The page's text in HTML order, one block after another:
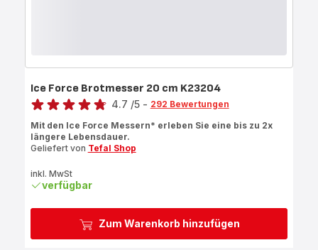
Zum Warenkorb hinzufügen
Ice Force Brotmesser 20 cm K23204
Bewertung
4.7 /5 - 292 Bewertungen
Mit den Ice Force Messern* erleben Sie eine bis zu 2x
längere Lebensdauer.
Geliefert von Tefal Shop
inkl. MwSt
verfügbar